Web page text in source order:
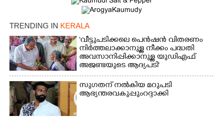
TRENDING IN KERALA
'വീട്ടുപടിക്കലെ പെൻഷൻ വിതരണം
നിർത്തലാക്കാനുള്ള നീക്കം പദ്ധതി
അവസാനിപ്പിക്കാനുള്ള യുഡിഎഫ്
അജണ്ടയുടെ ആദ്യപടി'
സുഗതന് നൽകിയ മറുപടി
ആഭ്യന്തരവകുപ്പും റദ്ദാക്കി
Share this link